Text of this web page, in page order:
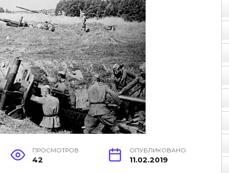
ПРОСМОТРОВ
42
ОПУБЛИКОВАНО
11.02.2019